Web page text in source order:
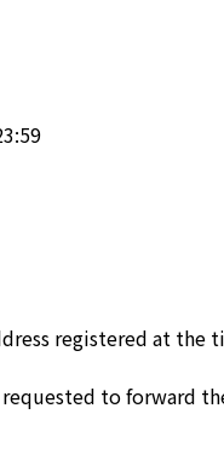
registered at the
to forward